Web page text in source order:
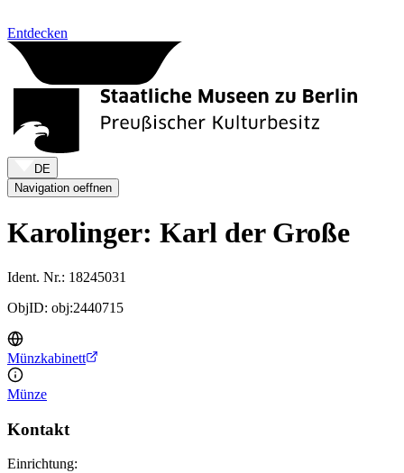
Entdecken
DE
Navigation oeffnen
Karolinger: Karl der Große
Ident. Nr.: 18245031
ObjID: obj:2440715
Münzkabinett
Münze
Kontakt
Einrichtung: